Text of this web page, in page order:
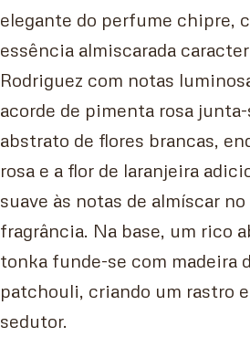
elegante do perfume chipre,
essência almiscarada
Rodriguez com notas
acorde de pimenta rosa
abstrato de flores brancas,
rosa e a flor de laranjeira
suave às notas de almíscar
fragrância. Na base, um rico
tonka funde-se com madeira
patchouli, criando um rastro
sedutor.